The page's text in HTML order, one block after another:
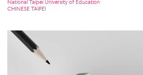
National Taipei University of Education
CHINESE TAIPEI